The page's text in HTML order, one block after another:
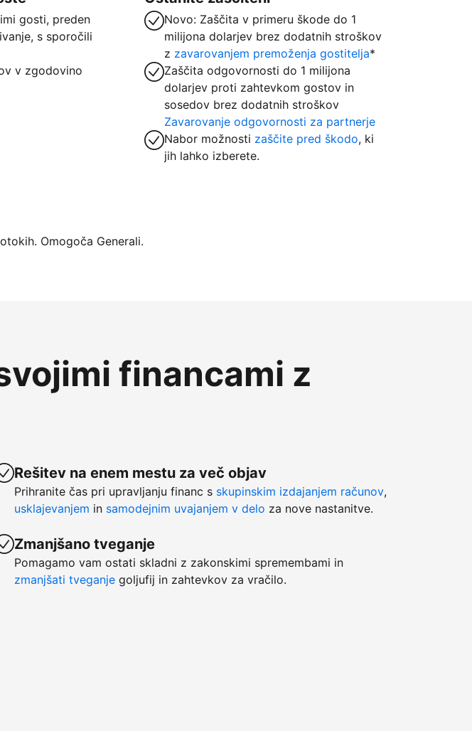
gosti, preden
s sporočili
v zgodovino
Novo: Zaščita v primeru škode do 1
milijona dolarjev brez dodatnih stroškov
z zavarovanjem premoženja gostitelja*
Zaščita odgovornosti do 1 milijona
dolarjev proti zahtevkom gostov in
sosedov brez dodatnih stroškov
Zavarovanje odgovornosti za partnerje
Nabor možnosti zaščite pred škodo, ki
jih lahko izberete.
Omogoča Generali.
financami z
Rešitev na enem mestu za več objav
Prihranite čas pri upravljanju financ s skupinskim izdajanjem računov,
usklajevanjem in samodejnim uvajanjem v delo za nove nastanitve.
Zmanjšano tveganje
Pomagamo vam ostati skladni z zakonskimi spremembami in
zmanjšati tveganje goljufij in zahtevkov za vračilo.